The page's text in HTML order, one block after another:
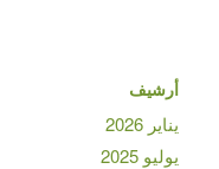
أرشيف
يناير 2026
يوليو 2025